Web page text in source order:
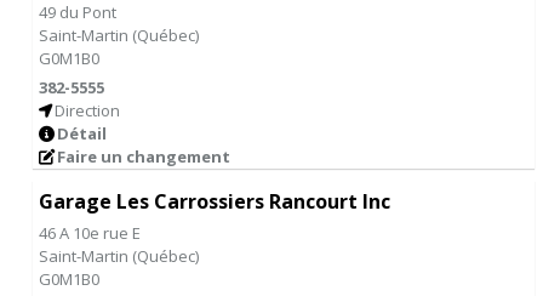
49 du Pont
Saint-Martin (Québec)
G0M1B0
382-5555
Direction
Détail
Faire un changement
Garage Les Carrossiers Rancourt Inc
46 A 10e rue E
Saint-Martin (Québec)
G0M1B0